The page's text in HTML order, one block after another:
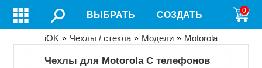
основному
содержанию
ВЫБРАТЬ СОЗДАТЬ 0
СтрокаiOK Чехлы / стекла Модели Motorola
Чехлы для Motorola C телефонов